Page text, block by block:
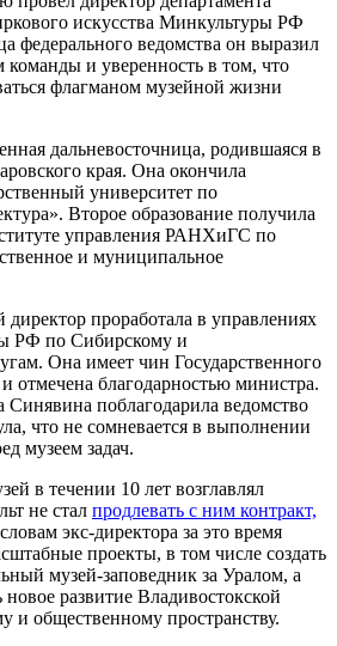
искусства Минкультуры РФ
ведомства он выразил
и уверенность в том, что
флагманом музейной жизни
дальневосточница, родившаяся в
края. Она окончила
университет по
Второе образование получила
управления РАНХиГС по
и муниципальное
директор проработала в управлениях
РФ по Сибирскому и
Она имеет чин Государственного
отмечена благодарностью министра.
поблагодарила ведомство
что не сомневается в выполнении
музеем задач.
в течении 10 лет возглавлял
не стал продлевать с ним контракт,
экс-директора за это время
проекты, в том числе создать
музей-заповедник за Уралом, а
новое развитие Владивостокской
и общественному пространству.